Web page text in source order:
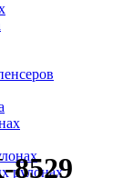
рулонах
8529